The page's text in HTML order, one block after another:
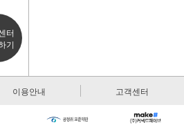
터
기
이용안내 고객센터